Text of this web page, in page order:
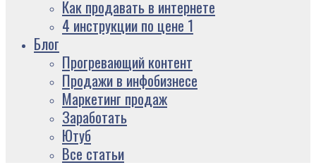
Как продавать в интернете
4 инструкции по цене 1
Блог
Прогревающий контент
Продажи в инфобизнесе
Маркетинг продаж
Заработать
Ютуб
Все статьи